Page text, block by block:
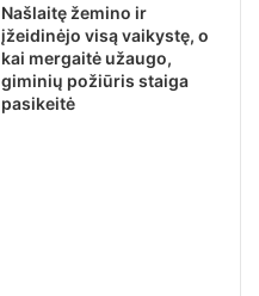
Našlaitę žemino ir
įžeidinėjo visą vaikystę, o
kai mergaitė užaugo,
giminių požiūris staiga
pasikeitė